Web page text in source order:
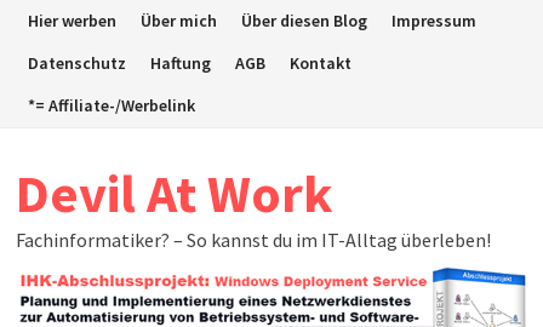
ZumHier werben Über mich Über diesen Blog
Impressum
Datenschutz
Haftung AGB
Kontakt
*= Affiliate-/Werbelink
Devil At Work
Fachinformatiker? – So kannst du im IT-Alltag überleben!